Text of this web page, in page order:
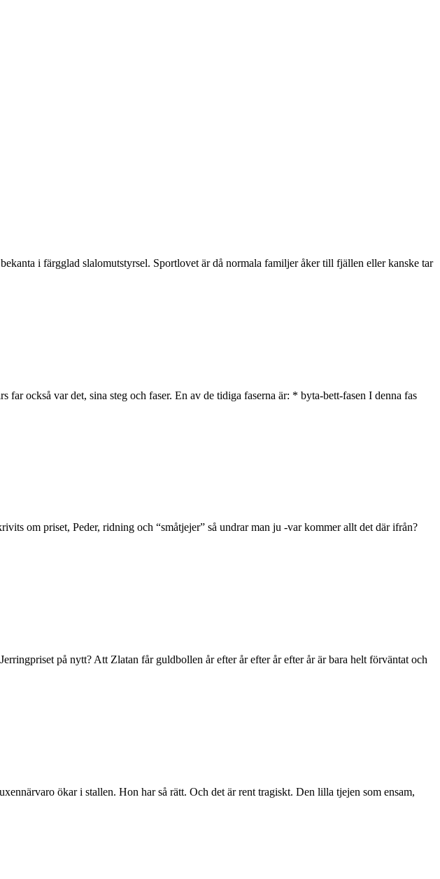
i färgglad slalomutstyrsel. Sportlovet är då normala familjer åker till fjällen eller kanske tar
också var det, sina steg och faser. En av de tidiga faserna är: * byta-bett-fasen I denna fas
om priset, Peder, ridning och “småtjejer” så undrar man ju -var kommer allt det där ifrån?
på nytt? Att Zlatan får guldbollen år efter år efter år efter år är bara helt förväntat och
ökar i stallen. Hon har så rätt. Och det är rent tragiskt. Den lilla tjejen som ensam,